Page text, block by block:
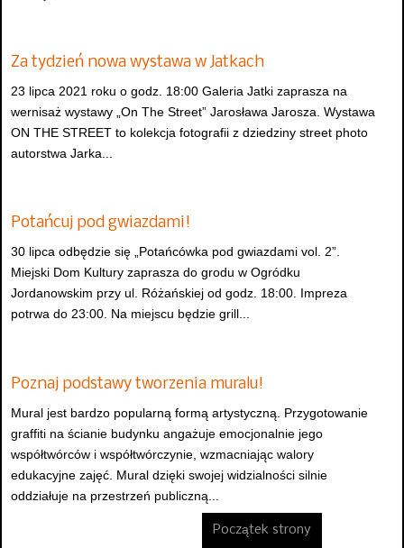
Za tydzień nowa wystawa w Jatkach
23 lipca 2021 roku o godz. 18:00 Galeria Jatki zaprasza na
wernisaż wystawy „On The Street” Jarosława Jarosza. Wystawa
ON THE STREET to kolekcja fotografii z dziedziny street photo
autorstwa Jarka...
Potańcuj pod gwiazdami!
30 lipca odbędzie się „Potańcówka pod gwiazdami vol. 2”.
Miejski Dom Kultury zaprasza do grodu w Ogródku
Jordanowskim przy ul. Różańskiej od godz. 18:00. Impreza
potrwa do 23:00. Na miejscu będzie grill...
Poznaj podstawy tworzenia muralu!
Mural jest bardzo popularną formą artystyczną. Przygotowanie
graffiti na ścianie budynku angażuje emocjonalnie jego
współtwórców i współtwórczynie, wzmacniając walory
edukacyjne zajęć. Mural dzięki swojej widzialności silnie
oddziałuje na przestrzeń publiczną...
Początek strony